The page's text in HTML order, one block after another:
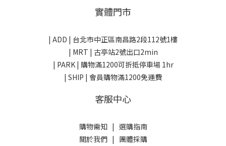
實體門市
| ADD | 台北市中正區南昌路2段112號1樓
| MRT | 古亭站2號出口2min
| PARK | 購物滿1200可折抵停車場 1hr
| SHIP | 會員購物滿1200免運費
客服中心
購物需知| 選購指南
關於我們| 團體採購